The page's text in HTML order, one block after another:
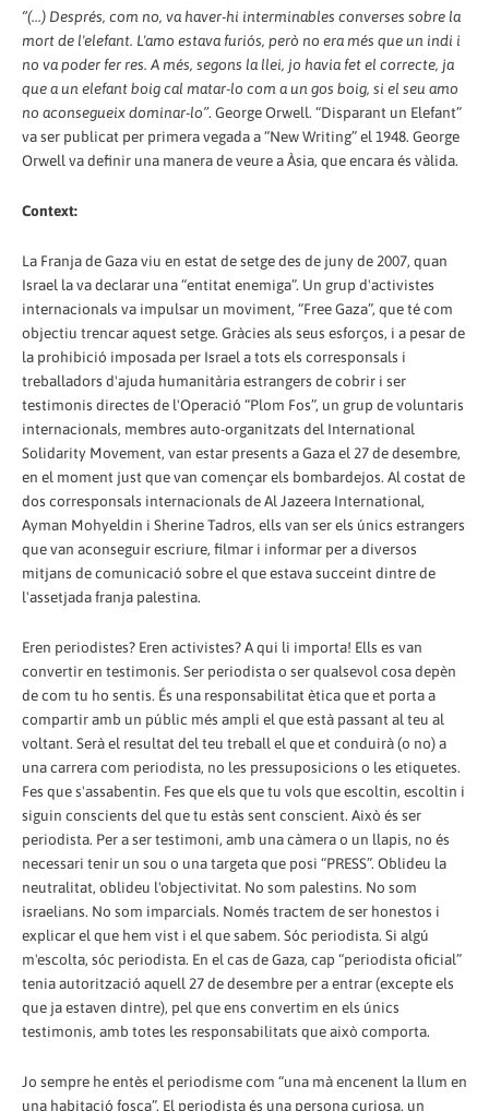
“(...) Després, com no, va haver-hi interminables converses sobre la
mort de l'elefant. L'amo estava furiós, però no era més que un indi i
no va poder fer res. A més, segons la llei, jo havia fet el correcte, ja
que a un elefant boig cal matar-lo com a un gos boig, si el seu amo
no aconsegueix dominar-lo”. George Orwell. “Disparant un Elefant”
va ser publicat per primera vegada a “New Writing” el 1948. George
Orwell va definir una manera de veure a Àsia, que encara és vàlida.
Context:
La Franja de Gaza viu en estat de setge des de juny de 2007, quan
Israel la va declarar una “entitat enemiga”. Un grup d'activistes
internacionals va impulsar un moviment, “Free Gaza”, que té com
objectiu trencar aquest setge. Gràcies als seus esforços, i a pesar de
la prohibició imposada per Israel a tots els corresponsals i
treballadors d'ajuda humanitària estrangers de cobrir i ser
testimonis directes de l'Operació “Plom Fos”, un grup de voluntaris
internacionals, membres auto-organitzats del International
Solidarity Movement, van estar presents a Gaza el 27 de desembre,
en el moment just que van començar els bombardejos. Al costat de
dos corresponsals internacionals de Al Jazeera International,
Ayman Mohyeldin i Sherine Tadros, ells van ser els únics estrangers
que van aconseguir escriure, filmar i informar per a diversos
mitjans de comunicació sobre el que estava succeint dintre de
l'assetjada franja palestina.
Eren periodistes? Eren activistes? A qui li importa! Ells es van
convertir en testimonis. Ser periodista o ser qualsevol cosa depèn
de com tu ho sentis. És una responsabilitat ètica que et porta a
compartir amb un públic més ampli el que està passant al teu al
voltant. Serà el resultat del teu treball el que et conduirà (o no) a
una carrera com periodista, no les pressuposicions o les etiquetes.
Fes que s'assabentin. Fes que els que tu vols que escoltin, escoltin i
siguin conscients del que tu estàs sent conscient. Això és ser
periodista. Per a ser testimoni, amb una càmera o un llapis, no és
necessari tenir un sou o una targeta que posi “PRESS”. Oblideu la
neutralitat, oblideu l'objectivitat. No som palestins. No som
israelians. No som imparcials. Només tractem de ser honestos i
explicar el que hem vist i el que sabem. Sóc periodista. Si algú
m'escolta, sóc periodista. En el cas de Gaza, cap “periodista oficial”
tenia autorització aquell 27 de desembre per a entrar (excepte els
que ja estaven dintre), pel que ens convertim en els únics
testimonis, amb totes les responsabilitats que això comporta.
Jo sempre he entès el periodisme com “una mà encenent la llum en
una habitació fosca”. El periodista és una persona curiosa, un